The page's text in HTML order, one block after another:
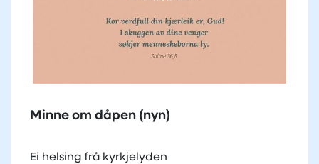
Minne om dåpen (nyn)
Ei helsing frå kyrkjelyden